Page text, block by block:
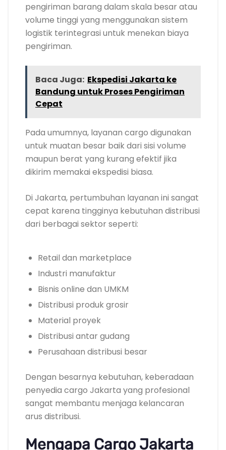
pengiriman barang dalam skala besar atau
volume tinggi yang menggunakan sistem
logistik terintegrasi untuk menekan biaya
pengiriman.
Baca Juga: Ekspedisi Jakarta ke
Bandung untuk Proses Pengiriman
Cepat
Pada umumnya, layanan cargo digunakan
untuk muatan besar baik dari sisi volume
maupun berat yang kurang efektif jika
dikirim memakai ekspedisi biasa.
Di Jakarta, pertumbuhan layanan ini sangat
cepat karena tingginya kebutuhan distribusi
dari berbagai sektor seperti:
Retail dan marketplace
Industri manufaktur
Bisnis online dan UMKM
Distribusi produk grosir
Material proyek
Distribusi antar gudang
Perusahaan distribusi besar
Dengan besarnya kebutuhan, keberadaan
penyedia cargo Jakarta yang profesional
sangat membantu menjaga kelancaran
arus distribusi.
Mengapa Cargo Jakarta